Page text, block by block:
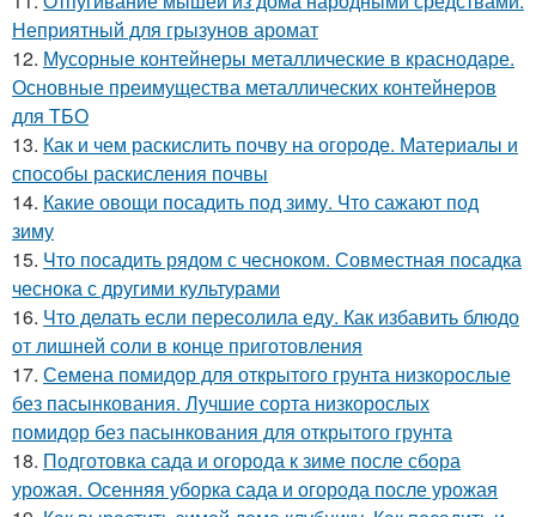
Неприятный для грызунов аромат
12. Мусорные контейнеры металлические в краснодаре.
Основные преимущества металлических контейнеров
для ТБО
13. Как и чем раскислить почву на огороде. Материалы и
способы раскисления почвы
14. Какие овощи посадить под зиму. Что сажают под
зиму
15. Что посадить рядом с чесноком. Совместная посадка
чеснока с другими культурами
16. Что делать если пересолила еду. Как избавить блюдо
от лишней соли в конце приготовления
17. Семена помидор для открытого грунта низкорослые
без пасынкования. Лучшие сорта низкорослых
помидор без пасынкования для открытого грунта
18. Подготовка сада и огорода к зиме после сбора
урожая. Осенняя уборка сада и огорода после урожая